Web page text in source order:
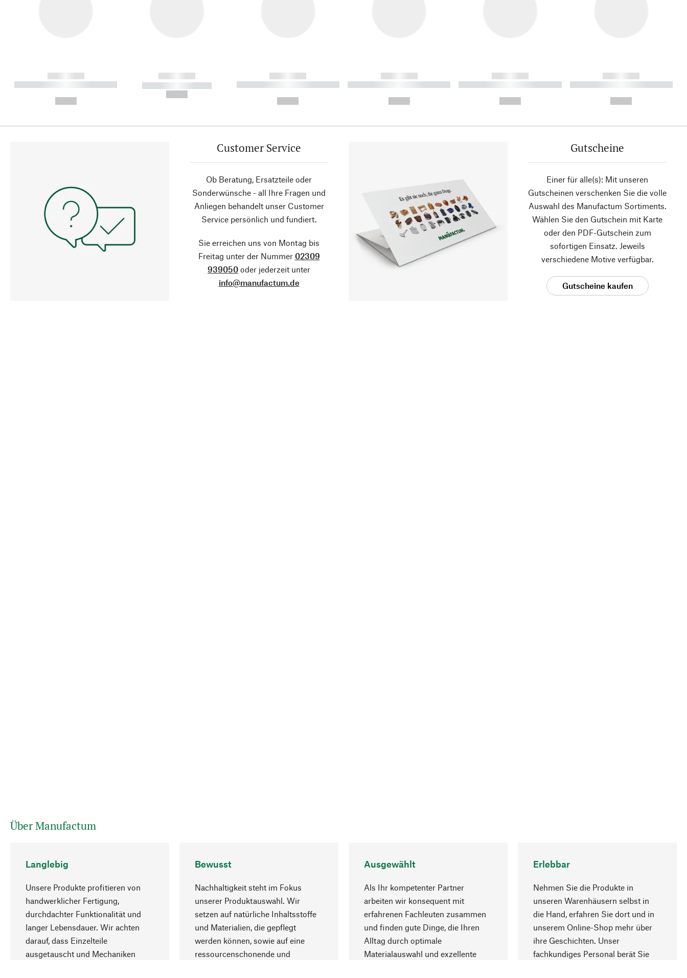
------------
----------- ----------- ----------
------------
----------- -----------
------------
----------- ----------- ----------
------------
----------- ----------- ----------
------------
----------- ----------- ----------
------------
----------- ----------- ----------
Customer Service
Ob Beratung, Ersatzteile oder
Sonderwünsche - all Ihre Fragen und
Anliegen behandelt unser Customer
Service persönlich und fundiert.
Sie erreichen uns von Montag bis
Freitag unter der Nummer 02309
939050 oder jederzeit unter
info@manufactum.de
Gutscheine
Einer für alle(s): Mit unseren
Gutscheinen verschenken Sie die volle
Auswahl des Manufactum Sortiments.
Wählen Sie den Gutschein mit Karte
oder den PDF-Gutschein zum
sofortigen Einsatz. Jeweils
verschiedene Motive verfügbar.
Gutscheine kaufen
Über Manufactum
Langlebig
Unsere Produkte profitieren von
handwerklicher Fertigung,
durchdachter Funktionalität und
langer Lebensdauer. Wir achten
darauf, dass Einzelteile
ausgetauscht und Mechaniken
Bewusst
Nachhaltigkeit steht im Fokus
unserer Produktauswahl. Wir
setzen auf natürliche Inhaltsstoffe
und Materialien, die gepflegt
werden können, sowie auf eine
ressourcenschonende und
Ausgewählt
Als Ihr kompetenter Partner
arbeiten wir konsequent mit
erfahrenen Fachleuten zusammen
und finden gute Dinge, die Ihren
Alltag durch optimale
Materialauswahl und exzellente
Erlebbar
Nehmen Sie die Produkte in
unseren Warenhäusern selbst in
die Hand, erfahren Sie dort und in
unserem Online-Shop mehr über
ihre Geschichten. Unser
fachkundiges Personal berät Sie